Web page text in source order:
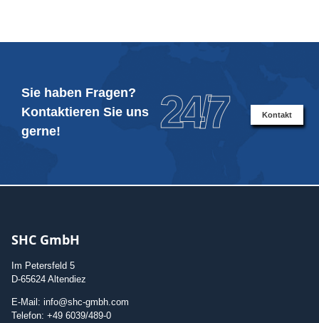
Sie haben Fragen?
Kontaktieren Sie uns
gerne!
24/7 Kontakt
SHC GmbH
Im Petersfeld 5
D-65624 Altendiez
E-Mail: info@shc-gmbh.com
Telefon: +49 6039/489-0